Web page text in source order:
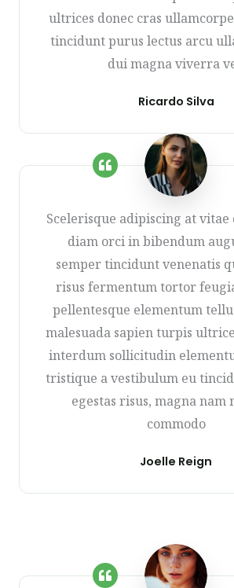
ultrices donec cras
tincidunt purus lectus arcu
dui magna viverra
Ricardo Silva
Scelerisque adipiscing at vitae
diam orci in bibendum
semper tincidunt venenatis
risus fermentum tortor
pellentesque elementum
malesuada sapien turpis
interdum sollicitudin
tristique a vestibulum eu
egestas risus, magna nam
commodo
Joelle Reign